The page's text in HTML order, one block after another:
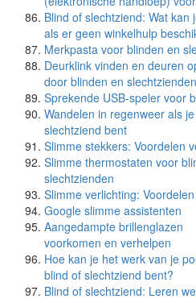
Blind of slechtziend: Wat kan
als er geen winkelhulp
Merkpasta voor blinden en
Deurklink vinden en deuren
door blinden en slechtzienden
Sprekende USB-speler voor
Wandelen in regenweer als
slechtziend bent
Slimme stekkers: Voordelen
Slimme thermostaten voor
slechtzienden
Slimme verlichting:
Google slimme assistenten
Aangedampte brillenglazen
voorkomen en verhelpen
Hoe kan je het werk van je
blind of slechtziend bent?
Blind of slechtziend: Leren